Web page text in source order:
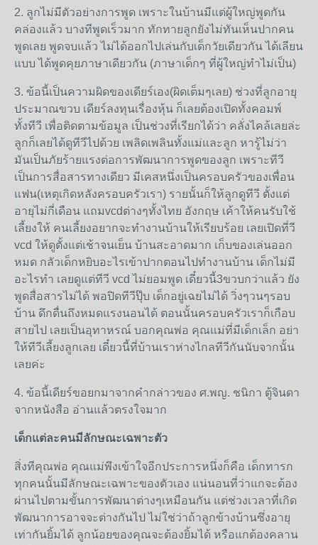
2. ลูกไม่มีตัวอย่างการพูด เพราะในบ้านมีแต่ผู้ใหญ่พูดกัน
คล่องแล้ว บางทีพูดเร็วมาก ทักทายลูกยังไม่ทันเห็นปากคน
พูดเลย พูดจบแล้ว ไม่ได้ออกไปเล่นกับเด็กวัยเดียวกัน ได้เลียน
แบบ ได้พูดคุยภาษาเดียวกัน (ภาษาเด็กๆ ที่ผู้ใหญ่ทำไม่เป็น)
3. ข้อนี้เป็นความผิดของเดียร์เอง(ผิดเต็มๆเลย) ช่วงที่ลูกอายุ
ประมาณขวบ เดียร์ลงทุนเรื่องหุ้น ก็เลยต้องเปิดทั้งคอมพ์
ทั้งทีวี เพื่อติดตามข้อมูล เป็นช่วงที่เรียกได้ว่า คลั่งไคล้เลยล่ะ
ลูกก็เลยได้ดูทีวีไปด้วย เพลิดเพลินทั้งแม่และลูก หารู้ไม่ว่า
มันเป็นภัยร้ายแรงต่อการพัฒนาการพูดของลูก เพราะทีวี
เป็นการสื่อสารทางเดียว มีเคสหนึ่งเป็นครอบครัวของเพื่อน
แฟน(เหตุเกิดหลังครอบครัวเรา) รายนั้นก็ให้ลูกดูทีวี ตั้งแต่
อายุไม่กี่เดือน แถมvcdต่างๆทั้งไทย อังกฤษ เค้าให้คนรับใช้
เลี้ยงให้ คนเลี้ยงอยากจะทำงานบ้านให้เรียบร้อย เลยเปิดที่วี
vcd ให้ดูตั้งแต่เช้าจนเย็น บ้านสะอาดมาก เก็บของเล่นออก
หมด กลัวเด็กหยิบอะไรเข้าปากตอนไปทำงานบ้าน เด็กไม่มี
อะไรทำ เลยดูแต่ทีวี vcd ไม่ยอมพูด เดี๋ยวนี้3ขวบกว่าแล้ว ยัง
พูดสื่อสารไม่ได้ พอปิดทีวีปุ๊บ เด็กอยู่เฉยไม่ได้ วิ่งๆวนๆรอบ
บ้าน ดึกดื่นถึงหมดแรงนอนได้ ตอนนั้นครอบครัวเราก็เกือบ
สายไป เลยเป็นอุทาหรณ์ บอกคุณพ่อ คุณแม่ที่มีเด็กเล็ก อย่า
ให้ทีวีเลี้ยงลูกเลย เดี๋ยวนี้ที่บ้านเราห่างไกลทีวีกันนับจากนั้น
เลยค่ะ
4. ข้อนี้เดียร์ขอยกมาจากคำกล่าวของ ศ.พญ. ชนิกา ตู้จินดา
จากหนังสือ อ่านแล้วตรงใจมาก
เด็กแต่ละคนมีลักษณะเฉพาะตัว
สิ่งทีคุณพ่อ คุณแม่พึงเข้าใจอีกประการหนึ่งก็คือ เด็กทารก
ทุกคนนั้นมีลักษณะเฉพาะของตัวเอง แน่นอนที่ว่าแกจะต้อง
ผ่านไปตามขั้นการพัฒนาต่างๆเหมือนกัน แต่ช่วงเวลาที่เกิด
พัฒนาการอาจจะต่างกันไป ไม่ใช่ว่าถ้าลูกข้างบ้านซึ่งอายุ
เท่ากันยิ้มได้ ลูกน้อยของคุณจะต้องยิ้มได้ หรือแกต้องคลาน